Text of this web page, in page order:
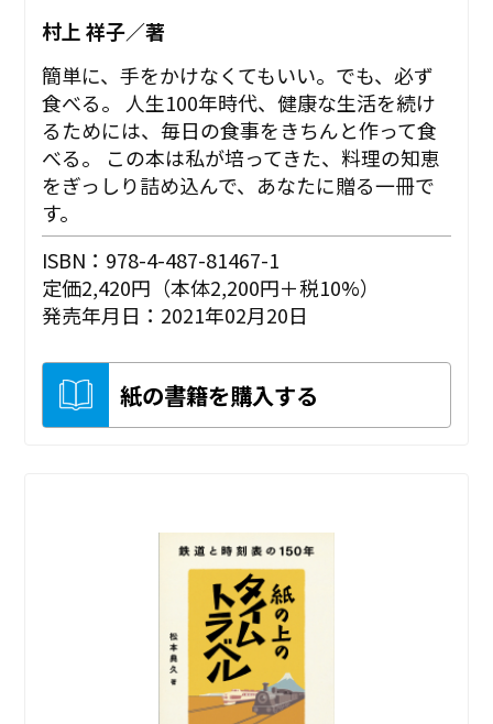
村上 祥子／著
簡単に、手をかけなくてもいい。でも、必ず
食べる。 人生100年時代、健康な生活を続け
るためには、毎日の食事をきちんと作って食
べる。 この本は私が培ってきた、料理の知恵
をぎっしり詰め込んで、あなたに贈る一冊で
す。
ISBN：978-4-487-81467-1
定価2,420円（本体2,200円＋税10%）
発売年月日：2021年02月20日
紙の書籍を購入する